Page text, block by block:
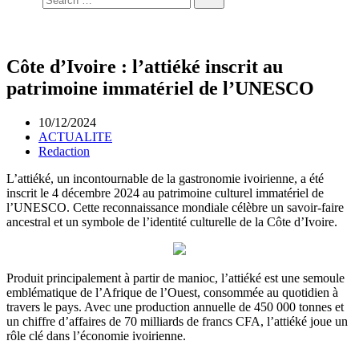
Côte d’Ivoire : l’attiéké inscrit au
patrimoine immatériel de l’UNESCO
10/12/2024
ACTUALITE
Redaction
L’attiéké, un incontournable de la gastronomie ivoirienne, a été
inscrit le 4 décembre 2024 au patrimoine culturel immatériel de
l’UNESCO. Cette reconnaissance mondiale célèbre un savoir-faire
ancestral et un symbole de l’identité culturelle de la Côte d’Ivoire.
Produit principalement à partir de manioc, l’attiéké est une semoule
emblématique de l’Afrique de l’Ouest, consommée au quotidien à
travers le pays. Avec une production annuelle de 450 000 tonnes et
un chiffre d’affaires de 70 milliards de francs CFA, l’attiéké joue un
rôle clé dans l’économie ivoirienne.